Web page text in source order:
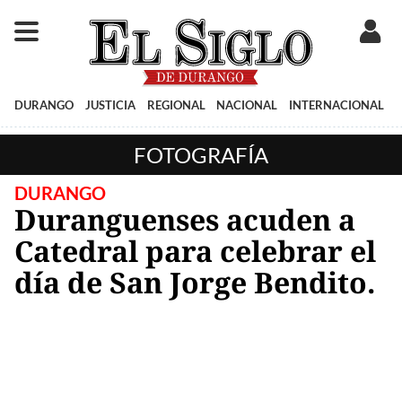
DURANGO JUSTICIA REGIONAL NACIONAL INTERNACIONAL
FOTOGRAFÍA
DURANGO
Duranguenses acuden a
Catedral para celebrar el
día de San Jorge Bendito.